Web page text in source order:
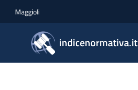
Maggioli
indicenormativa.it